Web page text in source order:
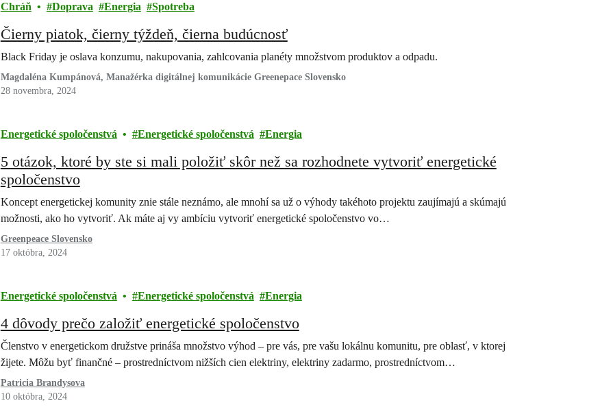
Chráň Doprava Energia Spotreba
Čierny piatok, čierny týždeň, čierna budúcnosť
Black Friday je oslava konzumu, nakupovania, zahlcovania planéty množstvom produktov a odpadu.
Magdaléna Kumpánová, Manažérka digitálnej komunikácie Greenepace Slovensko
28 novembra, 2024
Energetické spoločenstvá Energetické spoločenstvá Energia
5 otázok, ktoré by ste si mali položiť skôr než sa rozhodnete vytvoriť energetické
spoločenstvo
Koncept energetickej komunity znie stále neznámo, ale mnohí sa už o výhody takéhoto projektu zaujímajú a skúmajú
možnosti, ako ho vytvoriť. Ak máte aj vy ambíciu vytvoriť energetické spoločenstvo vo…
Greenpeace Slovensko
17 októbra, 2024
Energetické spoločenstvá Energetické spoločenstvá Energia
4 dôvody prečo založiť energetické spoločenstvo
Členstvo v energetickom družstve prináša množstvo výhod – pre vás, pre vašu lokálnu komunitu, pre oblasť, v ktorej
žijete. Môžu byť finančné – prostredníctvom nižších cien elektriny, elektriny zadarmo, prostredníctvom…
Patricia Brandysova
10 októbra, 2024